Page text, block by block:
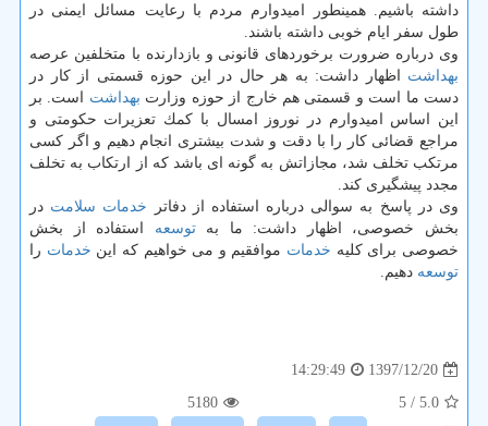
داشته باشیم. همینطور امیدوارم مردم با رعایت مسائل ایمنی در
طول سفر ایام خوبی داشته باشند.
وی درباره ضرورت برخوردهای قانونی و بازدارنده با متخلفین عرصه
بهداشت اظهار داشت: به هر حال در این حوزه قسمتی از كار در
دست ما است و قسمتی هم خارج از حوزه وزارت بهداشت است. بر
این اساس امیدوارم در نوروز امسال با كمك تعزیرات حكومتی و
مراجع قضائی كار را با دقت و شدت بیشتری انجام دهیم و اگر كسی
مرتكب تخلف شد، مجازاتش به گونه ای باشد كه از ارتكاب به تخلف
مجدد پیشگیری كند.
وی در پاسخ به سوالی درباره استفاده از دفاتر خدمات سلامت در
بخش خصوصی، اظهار داشت: ما بهتوسعه استفاده از بخش
خصوصی برای كلیه خدمات موافقیم و می خواهیم كه این خدمات را
توسعه دهیم.
1397/12/20
14:29:49
5.0
/ 5
5180